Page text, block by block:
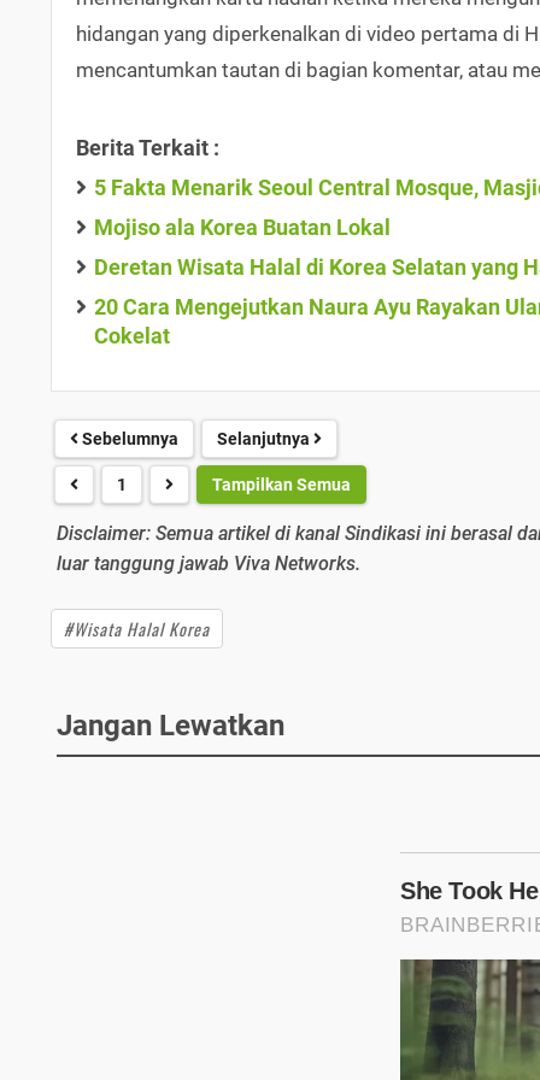
hidangan yang diperkenalkan di video pertama di
mencantumkan tautan di bagian komentar, atau
Berita Terkait :
5 Fakta Menarik Seoul Central Mosque,
Mojiso ala Korea Buatan Lokal
Deretan Wisata Halal di Korea Selatan yang
20 Cara Mengejutkan Naura Ayu Rayakan
Cokelat
Sebelumnya Selanjutnya
1 Tampilkan Semua
Disclaimer: Semua artikel di kanal Sindikasi ini berasal
luar tanggung jawab Viva Networks.
#Wisata Halal Korea
Jangan Lewatkan